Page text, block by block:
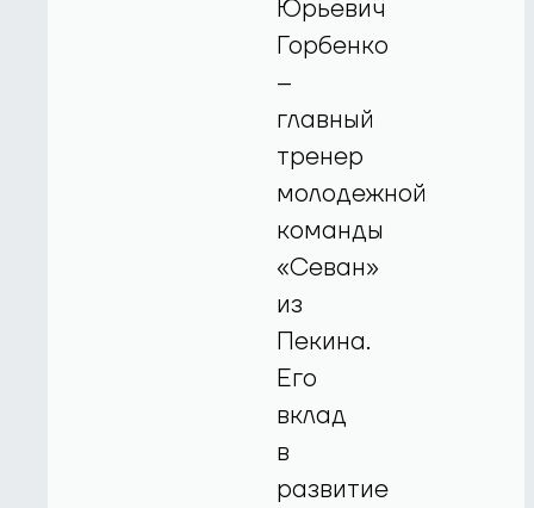
Юрьевич
Горбенко
–
главный
тренер
молодежной
команды
«Севан»
из
Пекина.
Его
вклад
в
развитие